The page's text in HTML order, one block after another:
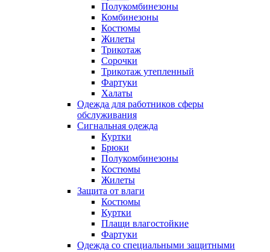
Полукомбинезоны
Комбинезоны
Костюмы
Жилеты
Трикотаж
Сорочки
Трикотаж утепленный
Фартуки
Халаты
Одежда для работников сферы
обслуживания
Сигнальная одежда
Куртки
Брюки
Полукомбинезоны
Костюмы
Жилеты
Защита от влаги
Костюмы
Куртки
Плащи влагостойкие
Фартуки
Одежда со специальными защитными